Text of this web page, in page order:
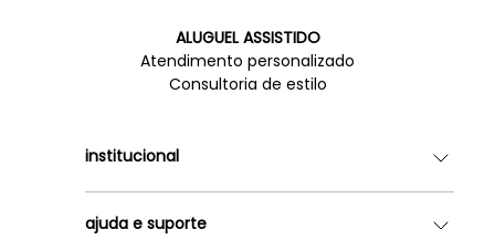
ALUGUEL ASSISTIDO
Atendimento personalizado
Consultoria de estilo
institucional
Lojas
ajuda e suporte